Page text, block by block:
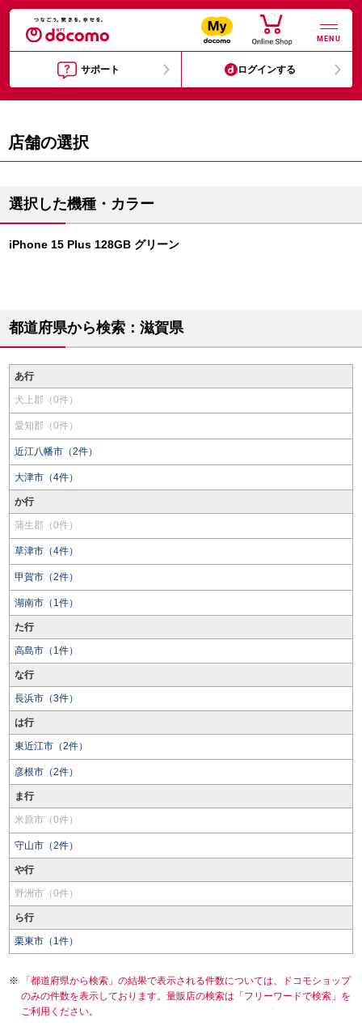
MENU
サポート ログインする
店舗の選択
選択した機種・カラー
iPhone 15 Plus 128GB グリーン
都道府県から検索：滋賀県
あ行
犬上郡（0件）
愛知郡（0件）
近江八幡市（2件）
大津市（4件）
か行
蒲生郡（0件）
草津市（4件）
甲賀市（2件）
湖南市（1件）
た行
高島市（1件）
な行
長浜市（3件）
は行
東近江市（2件）
彦根市（2件）
ま行
米原市（0件）
守山市（2件）
や行
野洲市（0件）
ら行
栗東市（1件）
「都道府県から検索」の結果で表示される件数については、ドコモショップ
のみの件数を表示しております。量販店の検索は「フリーワードで検索」を
ご利用ください。